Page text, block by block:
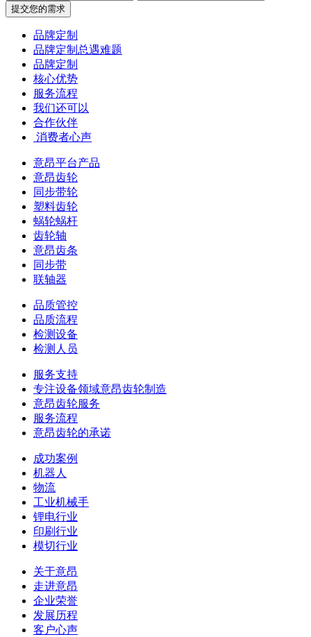
提交您的需求
品牌定制
品牌定制总遇难题
品牌定制
核心优势
服务流程
我们还可以
合作伙伴
​ 消费者心声
意昂平台产品
意昂齿轮
同步带轮
塑料齿轮
蜗轮蜗杆
齿轮轴
意昂齿条
同步带
联轴器
品质管控
品质流程
检测设备
检测人员
服务支持
专注设备领域意昂齿轮制造
意昂齿轮服务
服务流程
意昂齿轮的承诺
成功案例
机器人
物流
工业机械手
锂电行业
印刷行业
模切行业
关于意昂
走进意昂
企业荣誉
发展历程
客户心声